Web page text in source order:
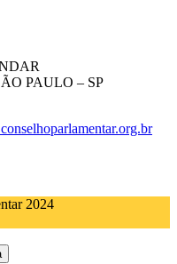
PAULO – SP
2024